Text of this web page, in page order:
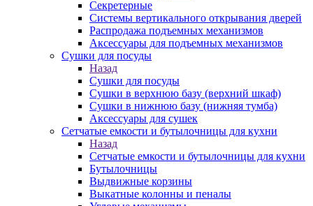
Секретерные
Системы вертикального открывания дверей
Распродажа подъемных механизмов
Аксессуары для подъемных механизмов
Сушки для посуды
Назад
Сушки для посуды
Сушки в верхнюю базу (верхний шкаф)
Сушки в нижнюю базу (нижняя тумба)
Аксессуары для сушек
Сетчатые емкости и бутылочницы для кухни
Назад
Сетчатые емкости и бутылочницы для кухни
Бутылочницы
Выдвижные корзины
Выкатные колонны и пеналы